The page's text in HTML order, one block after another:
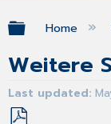
Home
Weitere
Last updated